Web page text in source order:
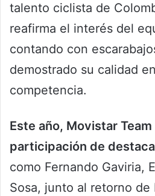
talento ciclista de
reafirma el interés del
contando con
demostrado su calidad
competencia.
Este año, Movistar
participación de
como Fernando Gaviria,
Sosa, junto al retorno de